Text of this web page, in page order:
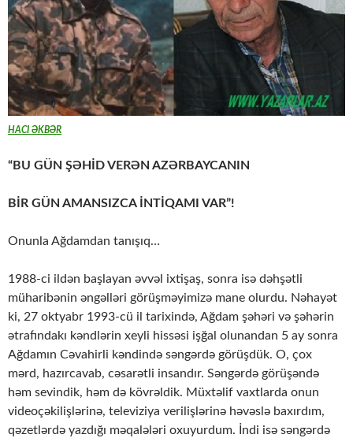
HACI ƏKBƏR
“BU GÜN ŞƏHİD VERƏN AZƏRBAYCANIN
BİR GÜN AMANSIZCA İNTİQAMI VAR”!
Onunla Ağdamdan tanışıq…
1988-ci ildən başlayan əvvəl ixtişaş, sonra isə dəhşətli
müharibənin əngəlləri görüşməyimizə mane olurdu. Nəhayət
ki, 27 oktyabr 1993-cü il tarixində, Ağdam şəhəri və şəhərin
ətrafındakı kəndlərin xeyli hissəsi işğal olunandan 5 ay sonra
Ağdamın Cəvahirli kəndində səngərdə görüşdük. O, çox
mərd, hazırcavab, cəsarətli insandır. Səngərdə görüşəndə
həm sevindik, həm də kövrəldik. Müxtəlif vaxtlarda onun
videoçəkilişlərinə, televiziya verilişlərinə həvəslə baxırdım,
qəzetlərdə yazdığı məqalələri oxuyurdum. İndi isə səngərdə